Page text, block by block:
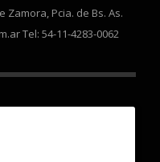
Zamora, Pcia. de Bs. As.
Tel: 54-11-4283-0062